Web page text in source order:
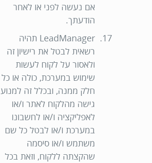
אם נעשה לפני או לאחר
הודעתך.
LeadManager תהיה
רשאית לבטל את רישיון זה
ולאסור על לקוח לעשות
שימוש במערכת, כולה או כל
חלק ממנה, ובכלל זה למנוע
גישה מהלקוח לאתר ו/או
לאפליקציה ו/או לחשבונו
במערכת ו/או לבטל כל שם
משתמש ו/או סיסמה
שהקצתה ללקוח, וזאת בכל